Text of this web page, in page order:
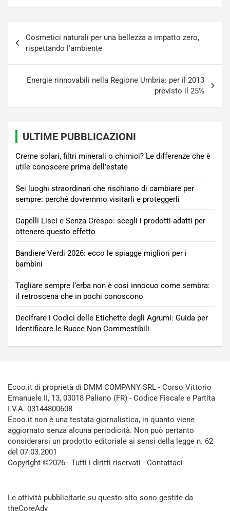
articoli
Cosmetici naturali per una bellezza a impatto zero,
rispettando l'ambiente
Energie rinnovabili nella Regione Umbria: per il 2013
previsto il 25%
ULTIME PUBBLICAZIONI
Creme solari, filtri minerali o chimici? Le differenze che è
utile conoscere prima dell’estate
Sei luoghi straordinari che rischiano di cambiare per
sempre: perché dovremmo visitarli e proteggerli
Capelli Lisci e Senza Crespo: scegli i prodotti adatti per
ottenere questo effetto
Bandiere Verdi 2026: ecco le spiagge migliori per i
bambini
Tagliare sempre l’erba non è così innocuo come sembra:
il retroscena che in pochi conoscono
Decifrare i Codici delle Etichette degli Agrumi: Guida per
Identificare le Bucce Non Commestibili
Ecoo.it di proprietà di DMM COMPANY SRL - Corso Vittorio
Emanuele II, 13, 03018 Paliano (FR) - Codice Fiscale e Partita
I.V.A. 03144800608
Ecoo.it non è una testata giornalistica, in quanto viene
aggiornato senza alcuna periodicità. Non può pertanto
considerarsi un prodotto editoriale ai sensi della legge n. 62
del 07.03.2001
Copyright ©2026 - Tutti i diritti riservati - Contattaci
Le attività pubblicitarie su questo sito sono gestite da
theCoreAdv